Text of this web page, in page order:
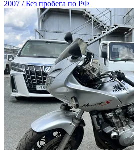
2007 / Без пробега по РФ